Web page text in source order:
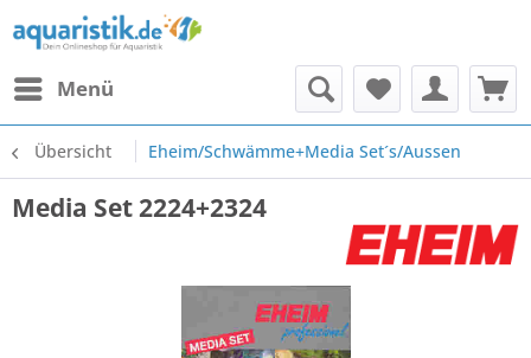
Menü
Übersicht Eheim/Schwämme+Media Set´s/Aussen
Media Set 2224+2324